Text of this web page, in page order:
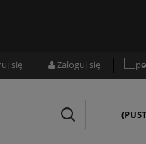
się Zaloguj się